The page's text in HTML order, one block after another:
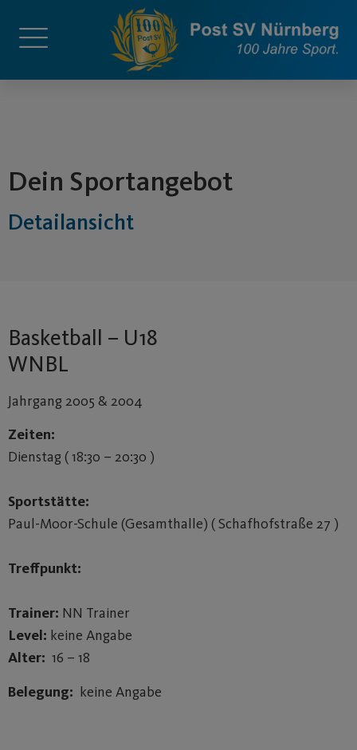
Dein Sportangebot
Detailansicht
Basketball – U18
WNBL
Jahrgang 2005 & 2004
Zeiten:
Dienstag ( 18:30 – 20:30 )
Sportstätte:
Paul-Moor-Schule (Gesamthalle) ( Schafhofstraße 27 )
Treffpunkt:
Trainer: NN Trainer
Level: keine Angabe
Alter: 16 – 18
Belegung: keine Angabe